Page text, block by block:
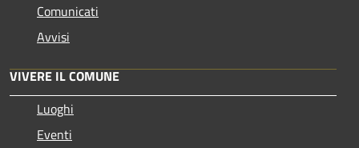
Comunicati
Avvisi
VIVERE IL COMUNE
Luoghi
Eventi